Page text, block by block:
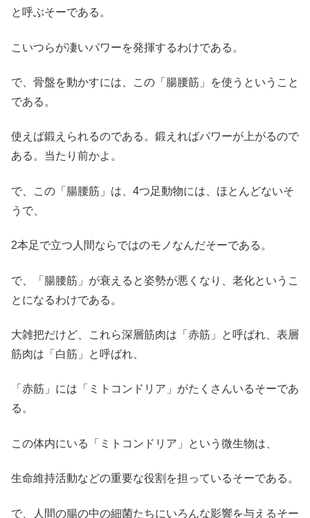
と呼ぶそーである。
こいつらが凄いパワーを発揮するわけである。
で、骨盤を動かすには、この「腸腰筋」を使うということ
である。
使えば鍛えられるのである。鍛えればパワーが上がるので
ある。当たり前かよ。
で、この「腸腰筋」は、4つ足動物には、ほとんどないそ
うで、
2本足で立つ人間ならではのモノなんだそーである。
で、「腸腰筋」が衰えると姿勢が悪くなり、老化というこ
とになるわけである。
大雑把だけど、これら深層筋肉は「赤筋」と呼ばれ、表層
筋肉は「白筋」と呼ばれ、
「赤筋」には「ミトコンドリア」がたくさんいるそーであ
る。
この体内にいる「ミトコンドリア」という微生物は、
生命維持活動などの重要な役割を担っているそーである。
で、人間の腸の中の細菌たちにいろんな影響を与えるそー